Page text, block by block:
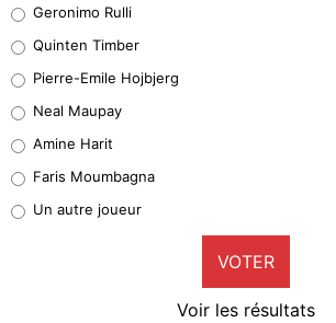
32%
5%
1%
9%
Geronimo Rulli
Quinten Timber
Pierre-Emile Hojbjerg
Neal Maupay
Amine Harit
Faris Moumbagna
Un autre joueur
VOTER
Voir les résultats